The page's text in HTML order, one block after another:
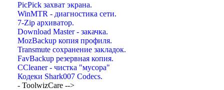
PicPick захват экрана.
WinMTR - диагностика сети.
7-Zip архиватор.
Download Master - закачка.
MozBackup копия профиля.
Transmute сохранение закладок.
FavBackup резервная копия.
CCleaner - чистка "мусора"
Кодеки Shark007 Codecs.
- ToolwizCare -->